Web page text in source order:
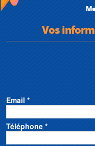
Vos
Email *
Téléphone *